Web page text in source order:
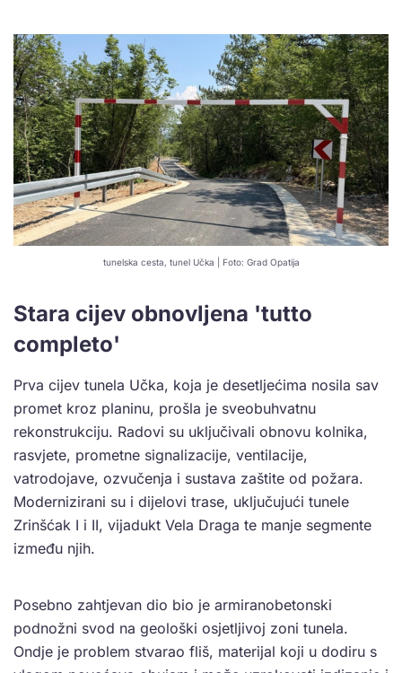
tunelska cesta, tunel Učka | Foto: Grad Opatija
Stara cijev obnovljena 'tutto
completo'
Prva cijev tunela Učka, koja je desetljećima nosila sav
promet kroz planinu, prošla je sveobuhvatnu
rekonstrukciju. Radovi su uključivali obnovu kolnika,
rasvjete, prometne signalizacije, ventilacije,
vatrodojave, ozvučenja i sustava zaštite od požara.
Modernizirani su i dijelovi trase, uključujući tunele
Zrinšćak I i II, vijadukt Vela Draga te manje segmente
između njih.
Posebno zahtjevan dio bio je armiranobetonski
podnožni svod na geološki osjetljivoj zoni tunela.
Ondje je problem stvarao fliš, materijal koji u dodiru s